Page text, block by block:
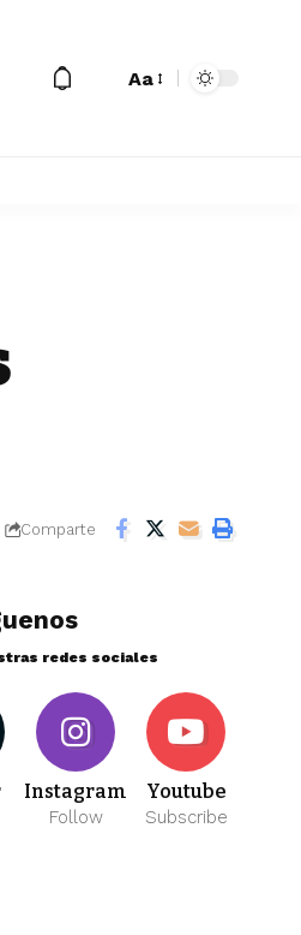
Aa
Comparte
redes sociales
Instagram
Follow
Youtube
Subscribe